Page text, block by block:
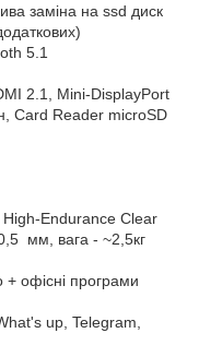
заміна на ssd диск
5.1
2.1, Mini-DisplayPort
Card Reader microSD
High-Endurance Clear
мм, вага - ~2,5кг
офісні програми
up, Telegram,